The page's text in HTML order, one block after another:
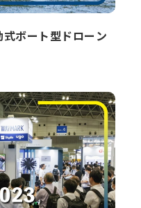
式ボート型ドローン